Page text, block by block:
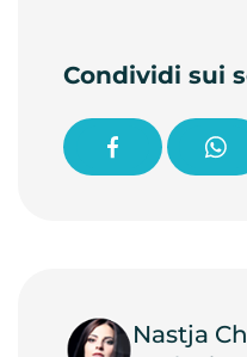
Condividi sui
Nastja